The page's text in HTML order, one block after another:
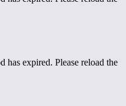
expired. Please reload the